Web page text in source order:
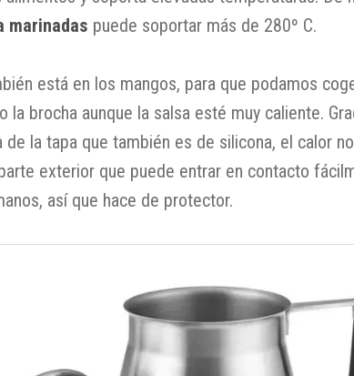
marinadas puede soportar más de 280º C.
está en los mangos, para que podamos
la brocha aunque la salsa esté muy caliente.
de la tapa que también es de silicona, el calor
exterior que puede entrar en contacto
así que hace de protector.